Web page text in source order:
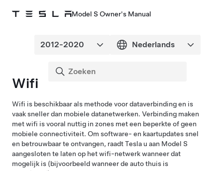
Model S Owner's Manual
Wifi
Wifi is beschikbaar als methode voor dataverbinding en is
vaak sneller dan mobiele datanetwerken. Verbinding maken
met wifi is vooral nuttig in zones met een beperkte of geen
mobiele connectiviteit. Om software- en kaartupdates snel
en betrouwbaar te ontvangen, raadt Tesla u aan Model S
aangesloten te laten op het wifi-netwerk wanneer dat
mogelijk is (bijvoorbeeld wanneer de auto thuis is